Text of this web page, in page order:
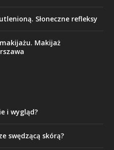
Słoneczne refleksy
Makijaż
i wygląd?
swędzącą skórą?